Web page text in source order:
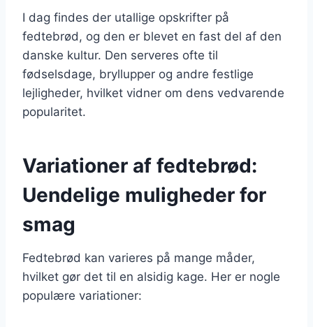
I dag findes der utallige opskrifter på
fedtebrød, og den er blevet en fast del af den
danske kultur. Den serveres ofte til
fødselsdage, bryllupper og andre festlige
lejligheder, hvilket vidner om dens vedvarende
popularitet.
Variationer af fedtebrød:
Uendelige muligheder for
smag
Fedtebrød kan varieres på mange måder,
hvilket gør det til en alsidig kage. Her er nogle
populære variationer: